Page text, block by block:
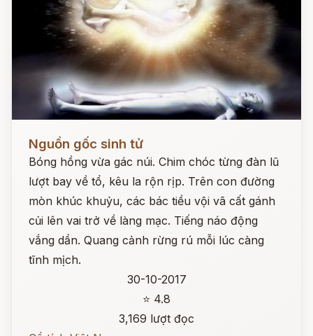
Đọc ngay
Nguồn gốc sinh tử
Bóng hồng vừa gác núi. Chim chóc từng đàn lũ
lượt bay về tổ, kêu la rộn rịp. Trên con đường
mòn khúc khuỷu, các bác tiều vội vã cất gánh
củi lên vai trở về làng mạc. Tiếng náo động
vắng dần. Quang cảnh rừng rú mỗi lúc càng
tĩnh mịch.
30-10-2017
⭐ 4.8
3,169 lượt đọc